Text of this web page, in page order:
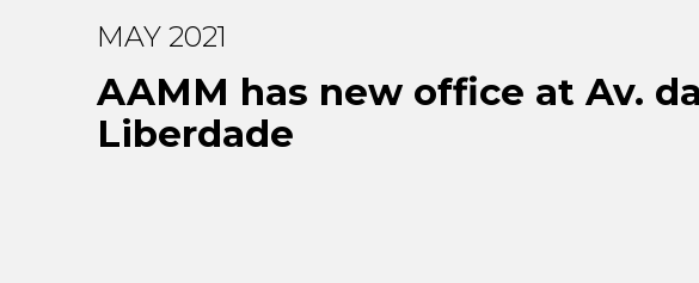
MAY 2021
AAMM has new office at Av. da
Liberdade